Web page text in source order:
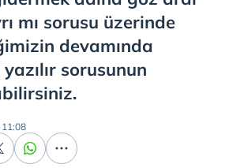
mı sorusu üzerinde
devamında
sorusunun